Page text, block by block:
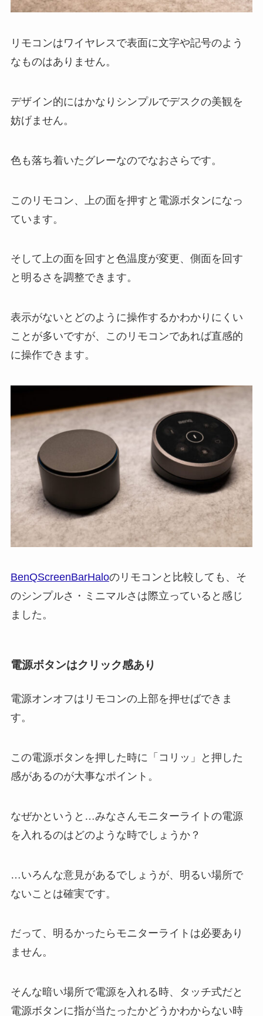
リモコンはワイヤレスで表面に文字や記号のよう
なものはありません。
デザイン的にはかなりシンプルでデスクの美観を
妨げません。
色も落ち着いたグレーなのでなおさらです。
このリモコン、上の面を押すと電源ボタンになっ
ています。
そして上の面を回すと色温度が変更、側面を回す
と明るさを調整できます。
表示がないとどのように操作するかわかりにくい
ことが多いですが、このリモコンであれば直感的
に操作できます。
BenQScreenBarHaloのリモコンと比較しても、そ
のシンプルさ・ミニマルさは際立っていると感じ
ました。
電源ボタンはクリック感あり
電源オンオフはリモコンの上部を押せばできま
す。
この電源ボタンを押した時に「コリッ」と押した
感があるのが大事なポイント。
なぜかというと…みなさんモニターライトの電源
を入れるのはどのような時でしょうか？
…いろんな意見があるでしょうが、明るい場所で
ないことは確実です。
だって、明るかったらモニターライトは必要あり
ません。
そんな暗い場所で電源を入れる時、タッチ式だと
電源ボタンに指が当たったかどうかわからない時